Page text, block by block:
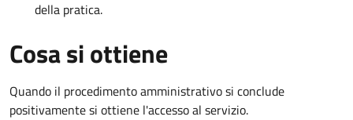
della pratica.
Cosa si ottiene
Quando il procedimento amministrativo si conclude
positivamente si ottiene l'accesso al servizio.